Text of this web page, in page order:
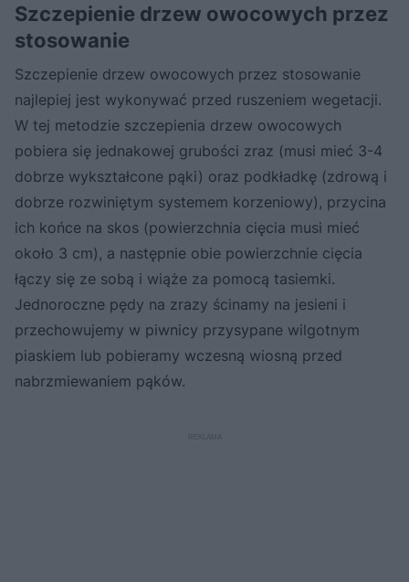
Szczepienie drzew owocowych przez
stosowanie
Szczepienie drzew owocowych przez stosowanie
najlepiej jest wykonywać przed ruszeniem wegetacji.
W tej metodzie szczepienia drzew owocowych
pobiera się jednakowej grubości zraz (musi mieć 3-4
dobrze wykształcone pąki) oraz podkładkę (zdrową i
dobrze rozwiniętym systemem korzeniowy), przycina
ich końce na skos (powierzchnia cięcia musi mieć
około 3 cm), a następnie obie powierzchnie cięcia
łączy się ze sobą i wiąże za pomocą tasiemki.
Jednoroczne pędy na zrazy ścinamy na jesieni i
przechowujemy w piwnicy przysypane wilgotnym
piaskiem lub pobieramy wczesną wiosną przed
nabrzmiewaniem pąków.